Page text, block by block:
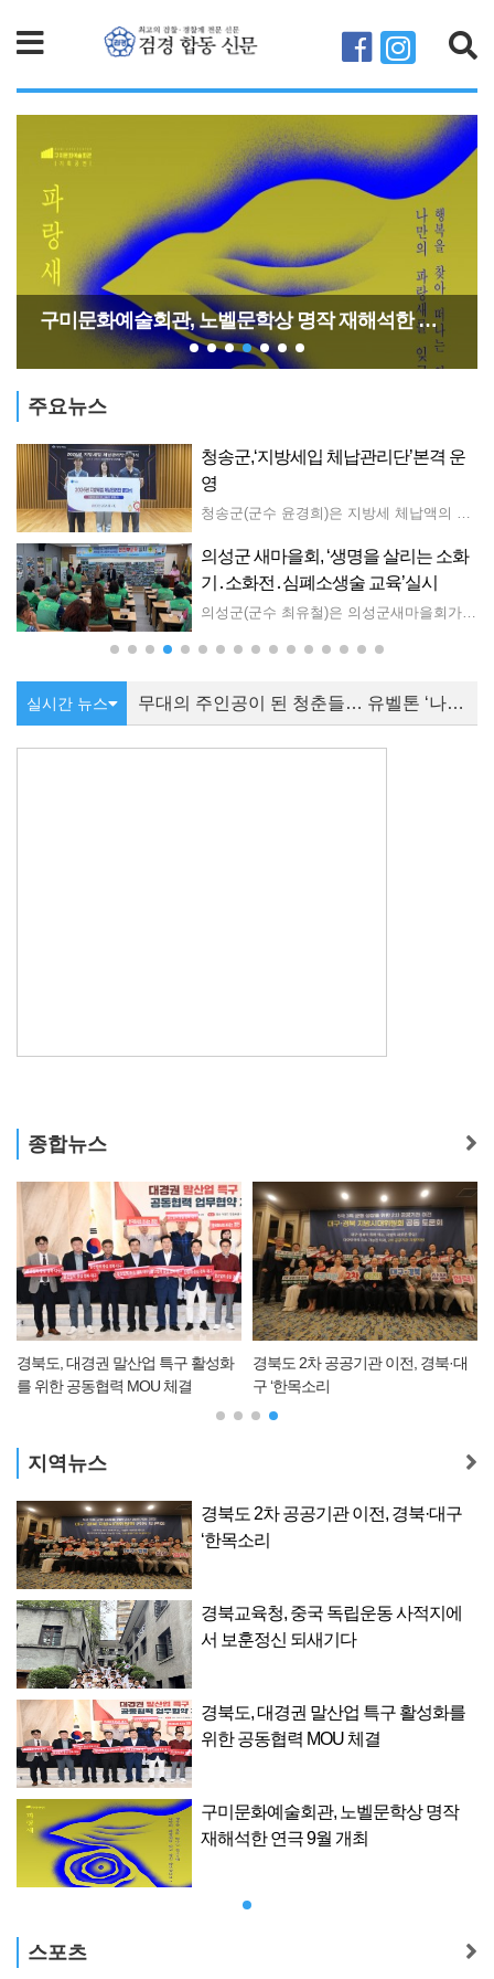
검색
구미문화예술회관, 노벨문학상 명작 재해석한 연극 9월 개최
주요뉴스
청송군,‘지방세입 체납관리단’본격 운
영
청송군(군수 윤경희)은 지방세 체납액의 효율적 징수와 현장 중심의 체납 관리를 위해 ‘지방세입 체납관리단’을 이달부터 11월까지 4개월 동안 운영한다고 밝혔다. 지방세입 체납관리단은 지난 5일 경북도청 다목적홀에서 열린 ‘경상북도 지방세입 체납관리단 발대식’에 참석해 직무역량 강화교육을 이수한 뒤, 6일부터 본격적인 체납 관리 활동에 들어갔다. 체납관리단은 지방세 100만 원 미만 소액 체납자를 대상으로 전화 상담과 문자·우편 발송을 통해 납부를 안내하는 한편, 고의적인 상습 체납자에게는징수 활동을 강화하고 경제적 어려움을 겪는 생계형 체납자에게는 복지 부서와 연계한 지원이 이루어지도록 적극 안내할 방침이다. 윤경희 청송군수는 “지방세입 체납관리단 운영을 통해 성실하게 납세하는군민이 존중받는 분위기를 만들고, 생계형 체납자에게는 필요한 지원이 닿을 수 있게 하겠다”라고 말했다.
의성군 새마을회, ‘생명을 살리는 소화
기․소화전․심폐소생술 교육’실시
의성군(군수 최유철)은 의성군새마을회가 지난 8월 6일 의성군새마을회관에서 관내 18개 읍․면 새마을회 회장단 등 40여 명을 대상으로‘생명을 살리는소화기․소화전․심폐소생술 교육’을 실시했다고 밝혔다. 이날 교육에서는 소화기와 옥내 소화전의 올바른 사용법을 비롯해 화재발생 시 초기 대응 요령을 익히고, 심폐소생술과 자동심장충격기 사용법을직접 실습하며 실제 응급상황에 대비할 수 있는 능력을 키웠다. 특히 교육 참석자들은 화재 초기 진압의 중요성과 심정지 환자의 골든타임확보를 위해 심폐소생술의 필요성을 배우고, 반복 실습을 통해 위기 상황에서도 침착하게 대응할 수 있는 실질적인 역량을 강화하는 시간을 가졌다. 박희용 의성군새마을회장은 “화재와 응급상황은 누구에게나 예고 없이 찾아올수 있는 만큼 이번 교육이 소중한 생명과 재산을 지키는 데 큰 도움이되길 바란다”며 “앞으로도 새마을지도자들이 지역 안전지킴이로서 역할을다할 수 있도록 다양한 안전 교육을 지속적으로 추진하겠다”고 밝혔다. 최유철 의성군수는 “지역사회의 안전은 작은 관심과 올바른 대응 능력에서 시작된다”며 “새마을지도자들이 이번 교육을 통해 익힌 지식과 실습 경험을 바탕으로 각 마을에서 안전 문화 확산과 군민의 생명 보호에 앞장서주시길 바란다”고 당부했다.
실시간 뉴스 무대의 주인공이 된 청춘들… 유벨톤 ‘나는 연주자다 8’
세종경찰청, 여름철 치안현장 점검
종합뉴스
경북도, 대경권 말산업 특구 활성화
를 위한 공동협력 MOU 체결
경북도 2차 공공기관 이전, 경북·대
구 ‘한목소리
지역뉴스
경북도 2차 공공기관 이전, 경북·대구
‘한목소리
경북교육청, 중국 독립운동 사적지에
서 보훈정신 되새기다
경북도, 대경권 말산업 특구 활성화를
위한 공동협력 MOU 체결
구미문화예술회관, 노벨문학상 명작
재해석한 연극 9월 개최
스포츠